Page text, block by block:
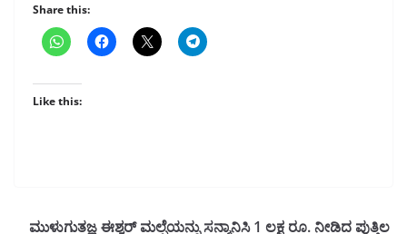
Share this:
Like this:
ಮುಳುಗುತಜ್ಞ ಈಶ್ವರ್ ಮಲ್ಪೆಯನ್ನು ಸನ್ಮಾನಿಸಿ 1 ಲಕ್ಷ ರೂ. ನೀಡಿದ ಪುತ್ತಿಲ